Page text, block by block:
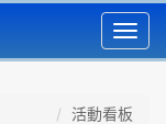
活動看板